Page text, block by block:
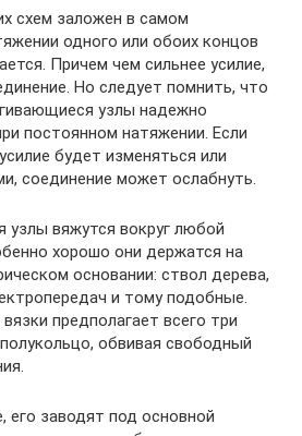
схем заложен в самом
одного или обоих концов
Причем чем сильнее усилие,
Но следует помнить, что
узлы надежно
постоянном натяжении. Если
будет изменяться или
соединение может ослабнуть.
вяжутся вокруг любой
хорошо они держатся на
основании: ствол дерева,
и тому подобные.
предполагает всего три
обвивая свободный
заводят под основной